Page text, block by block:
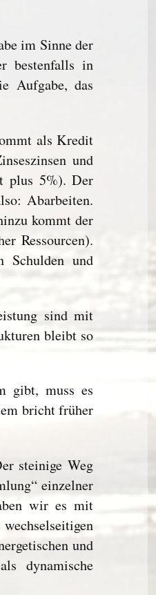
im Sinne der
bestenfalls in
Aufgabe, das
als Kredit
und
plus 5%). Der
Abarbeiten.
kommt der
Ressourcen).
Schulden und
sind mit
bleibt so
gibt, muss es
bricht früher
steinige Weg
einzelner
wir es mit
und
dynamische